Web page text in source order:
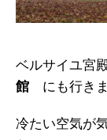
ベルサイユ宮
館 にも行き
冷たい空気が